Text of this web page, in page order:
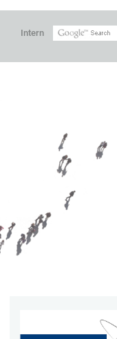
Intern